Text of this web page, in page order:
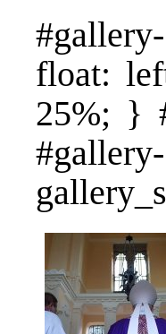
float:
25%; }